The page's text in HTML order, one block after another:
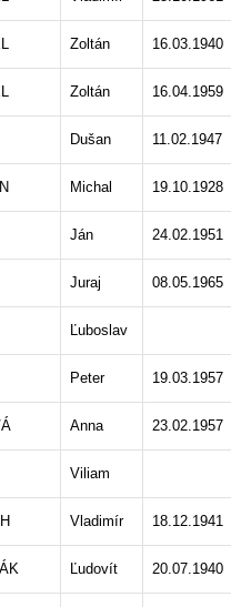
Zoltán 16.03.1940
Zoltán 16.04.1959
Dušan 11.02.1947
Michal 19.10.1928
Ján 24.02.1951
Juraj 08.05.1965
Ľuboslav
Peter 19.03.1957
Anna 23.02.1957
Viliam
Vladimír 18.12.1941
Ľudovít 20.07.1940